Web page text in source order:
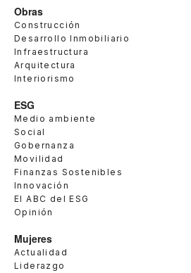
Obras
Construcción
Desarrollo Inmobiliario
Infraestructura
Arquitectura
Interiorismo
ESG
Medio ambiente
Social
Gobernanza
Movilidad
Finanzas Sostenibles
Innovación
El ABC del ESG
Opinión
Mujeres
Actualidad
Liderazgo